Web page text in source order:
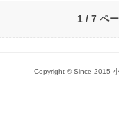
1 / 7 ペ
Copyright © Since 2015